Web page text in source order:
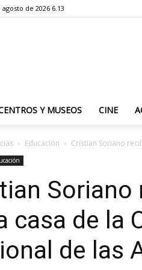
de 2026 6.13
Y MUSEOS CINE
Educación Cristian Soriano
casa de la
de las